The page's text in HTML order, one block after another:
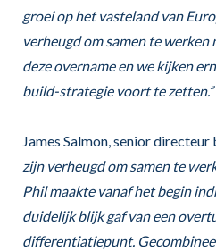
groei op het vasteland van
verheugd om samen te
deze overname en we kijken
build-strategie voort te zetten.”
James Salmon, senior
zijn verheugd om samen te
Phil maakte vanaf het begin
duidelijk blijk gaf van een
differentiatiepunt.